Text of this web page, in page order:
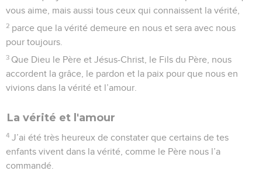
vous aime, mais aussi tous ceux qui connaissent la vérité,
2 parce que la vérité demeure en nous et sera avec nous
pour toujours.
3 Que Dieu le Père et Jésus-Christ, le Fils du Père, nous
accordent la grâce, le pardon et la paix pour que nous en
vivions dans la vérité et l’amour.
La vérité et l'amour
4 J’ai été très heureux de constater que certains de tes
enfants vivent dans la vérité, comme le Père nous l’a
commandé.